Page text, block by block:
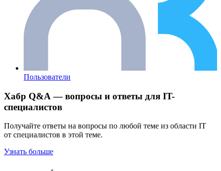
Пользователи
Хабр Q&A — вопросы и ответы для IT-
специалистов
Получайте ответы на вопросы по любой теме из области IT
от специалистов в этой теме.
Узнать больше